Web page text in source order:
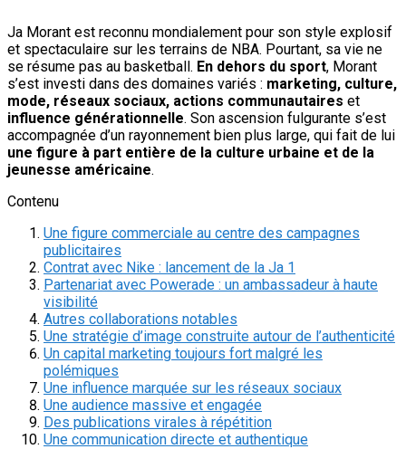
Ja Morant est reconnu mondialement pour son style explosif
et spectaculaire sur les terrains de NBA. Pourtant, sa vie ne
se résume pas au basketball. En dehors du sport, Morant
s’est investi dans des domaines variés : marketing, culture,
mode, réseaux sociaux, actions communautaires et
influence générationnelle. Son ascension fulgurante s’est
accompagnée d’un rayonnement bien plus large, qui fait de lui
une figure à part entière de la culture urbaine et de la
jeunesse américaine.
Contenu
Une figure commerciale au centre des campagnes
publicitaires
Contrat avec Nike : lancement de la Ja 1
Partenariat avec Powerade : un ambassadeur à haute
visibilité
Autres collaborations notables
Une stratégie d’image construite autour de l’authenticité
Un capital marketing toujours fort malgré les
polémiques
Une influence marquée sur les réseaux sociaux
Une audience massive et engagée
Des publications virales à répétition
Une communication directe et authentique